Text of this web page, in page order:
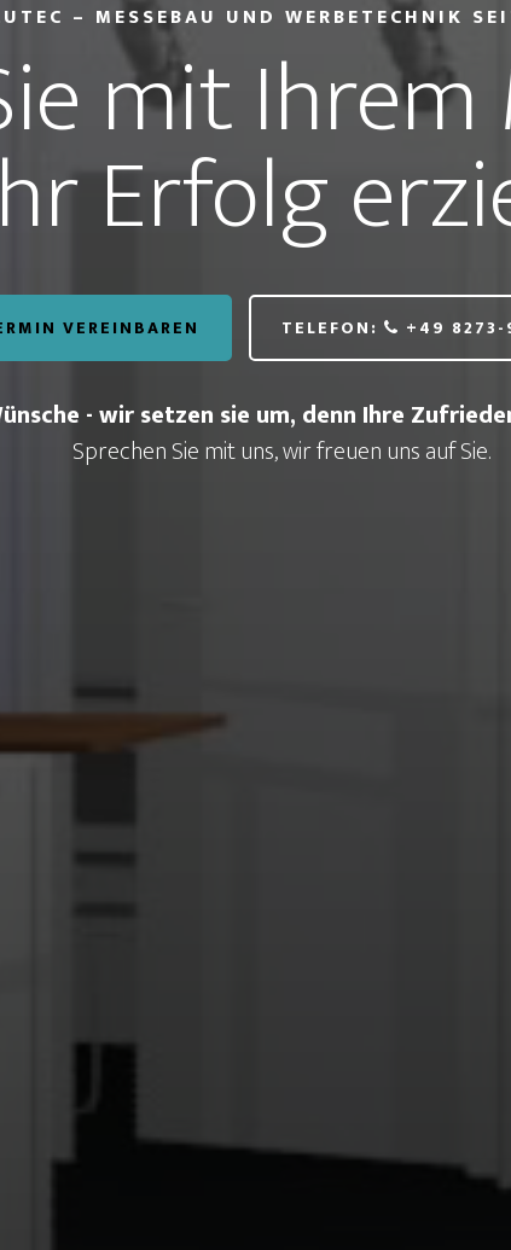
– MESSEBAU UND WERBETECHNIK
mit
Erfolg
VEREINBAREN TELEFON: +49
- wir setzen sie um, denn Ihre
Sprechen Sie mit uns, wir freuen uns auf Sie.